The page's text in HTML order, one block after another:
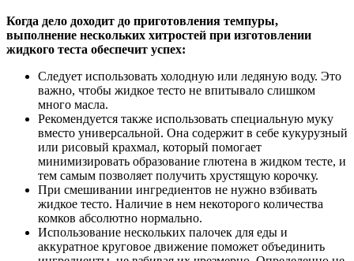
Когда дело доходит до приготовления темпуры,
выполнение нескольких хитростей при изготовлении
жидкого теста обеспечит успех:
Следует использовать холодную или ледяную воду. Это
важно, чтобы жидкое тесто не впитывало слишком
много масла.
Рекомендуется также использовать специальную муку
вместо универсальной. Она содержит в себе кукурузный
или рисовый крахмал, который помогает
минимизировать образование глютена в жидком тесте, и
тем самым позволяет получить хрустящую корочку.
При смешивании ингредиентов не нужно взбивать
жидкое тесто. Наличие в нем некоторого количества
комков абсолютно нормально.
Использование нескольких палочек для еды и
аккуратное круговое движение поможет объединить